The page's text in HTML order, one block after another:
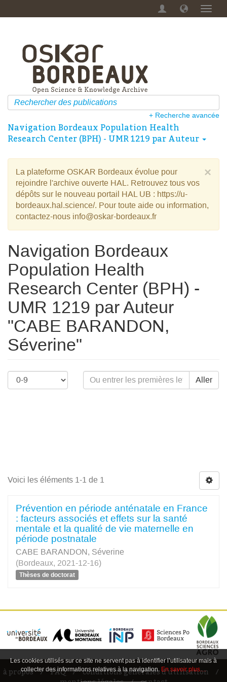
Menu
+ Recherche avancée
Navigation Bordeaux Population Health
Research Center (BPH) - UMR 1219 par Auteur
×
La plateforme OSKAR Bordeaux évolue pour
rejoindre l'archive ouverte HAL. Retrouvez tous vos
dépôts sur le nouveau portail HAL UB : https://u-
bordeaux.hal.science/. Pour toute aide ou information,
contactez-nous info@oskar-bordeaux.fr
Navigation Bordeaux
Population Health
Research Center (BPH) -
UMR 1219 par Auteur
"CABE BARANDON,
Séverine"
Aller
Voici les éléments 1-1 de 1
Prévention en période anténatale en France
: facteurs associés et effets sur la santé
mentale et la qualité de vie maternelle en
période postnatale
CABE BARANDON, Séverine
(Bordeaux, 2021-12-16)
Thèses de doctorat
à propos FAQ
conditions générales d'utilisation
Les cookies utilisés sur ce site ne servent pas à identifier l’utilisateur mais à
collecter des informations relatives à la navigation. En savoir plus…